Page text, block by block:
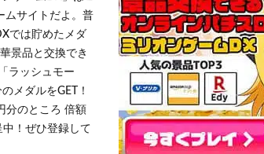
ムサイトだよ。普
では貯めたメダ
景品と交換でき
ラッシュモー
メダルをGET！
分のところ 倍額
！ぜひ登録して